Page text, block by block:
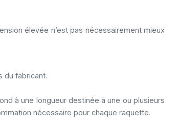
élevée n’est pas nécessairement mieux
du fabricant.
à une longueur destinée à une ou plusieurs
nécessaire pour chaque raquette.